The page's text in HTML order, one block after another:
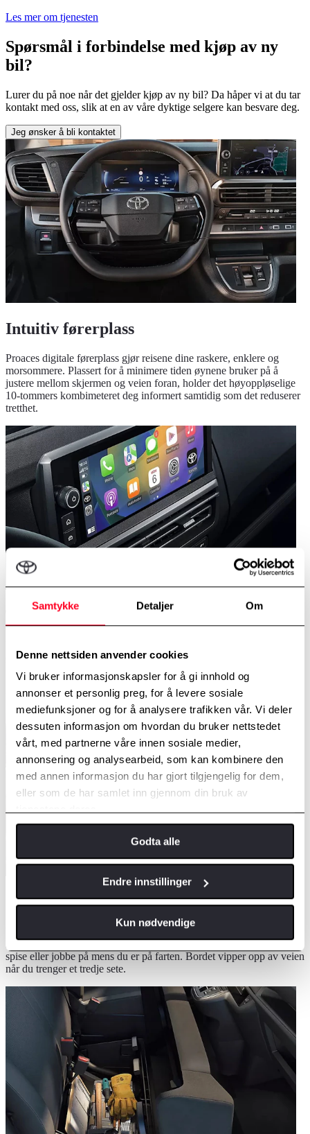
Samtykke Detaljer Om
Denne nettsiden anvender cookies
Vi bruker informasjonskapsler for å gi innhold og
annonser et personlig preg, for å levere sosiale
mediefunksjoner og for å analysere trafikken vår. Vi deler
dessuten informasjon om hvordan du bruker nettstedet
vårt, med partnerne våre innen sosiale medier,
annonsering og analysearbeid, som kan kombinere den
med annen informasjon du har gjort tilgjengelig for dem,
eller som de har samlet inn gjennom din bruk av
Godta alle
Endre innstillinger
Kun nødvendige
Les mer om tjenesten
Spørsmål i forbindelse med kjøp av ny
bil?
Lurer du på noe når det gjelder kjøp av ny bil? Da håper vi at du tar
kontakt med oss, slik at en av våre dyktige selgere kan besvare deg.
Jeg ønsker å bli kontaktet
Intuitiv førerplass
Proaces digitale førerplass gjør reisene dine raskere, enklere og
morsommere. Plassert for å minimere tiden øynene bruker på å
justere mellom skjermen og veien foran, holder det høyoppløselige
10-tommers kombimeteret deg informert samtidig som det reduserer
tretthet.
Teknologi som fungerer
øyeblikk via den lyse og responsive 10-tommers berøringsskjermen.
Systemet kan pares med smarttelefonen din på et øyeblikk, og er
kompatibelt med Apple CarPlay og Android Auto, slik at du er
tilkoblet uansett hvor du er.
Spis, jobb eller slapp av
Proace er mer enn bare transport. Det integrerte, nedfellbare bordet
kan vinkles mot fører eller passasjer, og gir en praktisk overflate å
spise eller jobbe på mens du er på farten. Bordet vipper opp av veien
når du trenger et tredje sete.